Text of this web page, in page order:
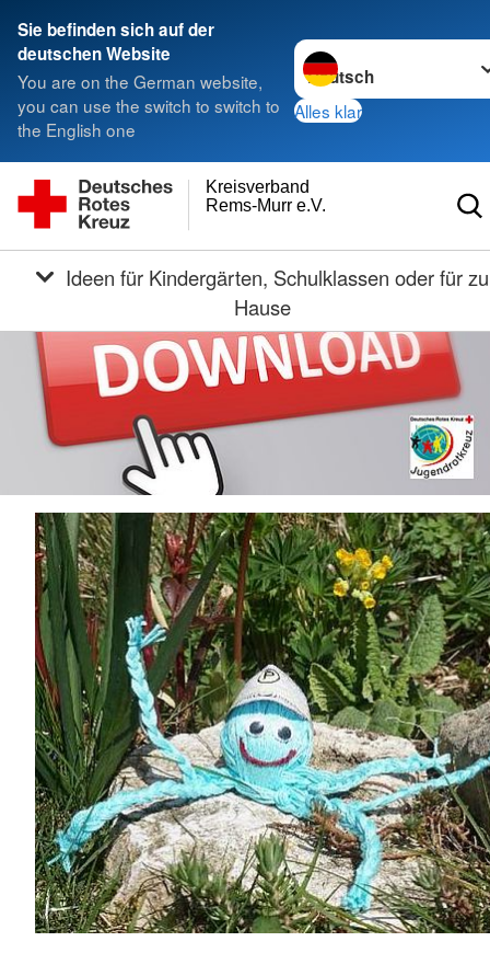
Sie befinden sich auf der
deutschen Website
You are on the German website,
you can use the switch to switch to
the English one
Sprache wechseln zu
Alles klar
Rems-Murr e.V.
Kreisverband
Hause